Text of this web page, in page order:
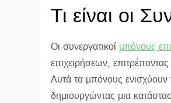
Τι είναι οι
Οι συνεργατικοί μπόνους
επιχειρήσεων,
Αυτά τα μπόνους
δημιουργώντας μια